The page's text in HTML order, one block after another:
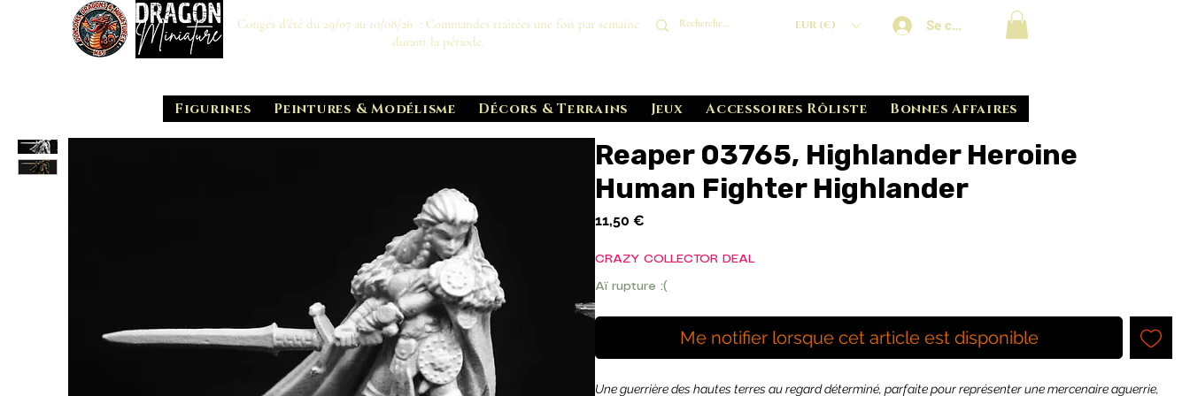
Congés d'été du 29/07 au 10/08/26 : Commandes traitées une fois par semaine
durant la période.
EUR (€) Se connecter
Figurines Peintures & Modélisme Décors & Terrains Jeux Accessoires Rôliste Bonnes Affaires
Reaper 03765, Highlander Heroine
Human Fighter Highlander
11,50 €
CRAZY COLLECTOR DEAL
Aï rupture :(
Me notifier lorsque cet article est disponible
Une guerrière des hautes terres au regard déterminé, parfaite pour représenter une mercenaire aguerrie,